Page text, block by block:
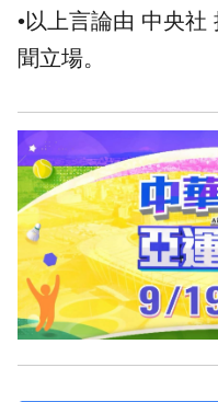
•以上言論由 中央
聞立場。